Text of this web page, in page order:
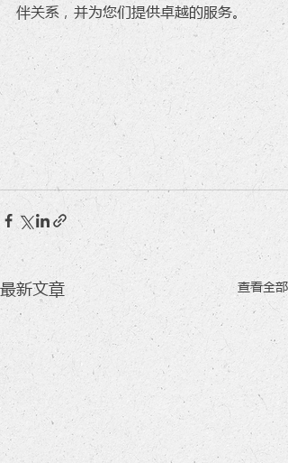
伴关系，并为您们提供卓越的服务。
最新文章 查看全部